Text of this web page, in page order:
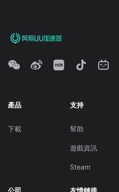
產品
下載
支持
幫助
遊戲資訊
Steam